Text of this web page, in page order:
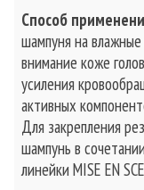
Способ
шампуня на влажные
внимание коже
усиления
активных
Для закрепления
шампунь в
линейки MISE EN